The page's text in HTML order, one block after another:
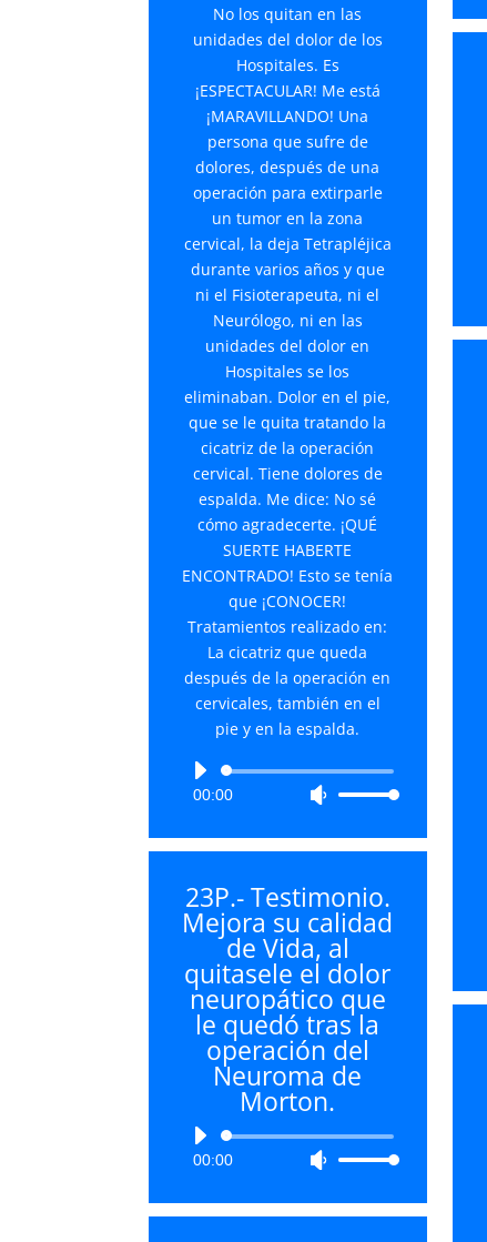
No los quitan en las
unidades del dolor de los
Hospitales. Es
¡ESPECTACULAR! Me está
¡MARAVILLANDO! Una
persona que sufre de
dolores, después de una
operación para extirparle
un tumor en la zona
cervical, la deja Tetrapléjica
durante varios años y que
ni el Fisioterapeuta, ni el
Neurólogo, ni en las
unidades del dolor en
Hospitales se los
eliminaban. Dolor en el pie,
que se le quita tratando la
cicatriz de la operación
cervical. Tiene dolores de
espalda. Me dice: No sé
cómo agradecerte. ¡QUÉ
SUERTE HABERTE
ENCONTRADO! Esto se tenía
que ¡CONOCER!
Tratamientos realizado en:
La cicatriz que queda
después de la operación en
cervicales, también en el
pie y en la espalda.
Reproductor
00:00
Utiliza
flecha
arriba/abajo
para
aumentar
o
disminuir
el
volumen.
23P.- Testimonio.
Mejora su calidad
de Vida, al
quitasele el dolor
neuropático que
le quedó tras la
operación del
Neuroma de
Morton.
Reproductor
00:00
Utiliza